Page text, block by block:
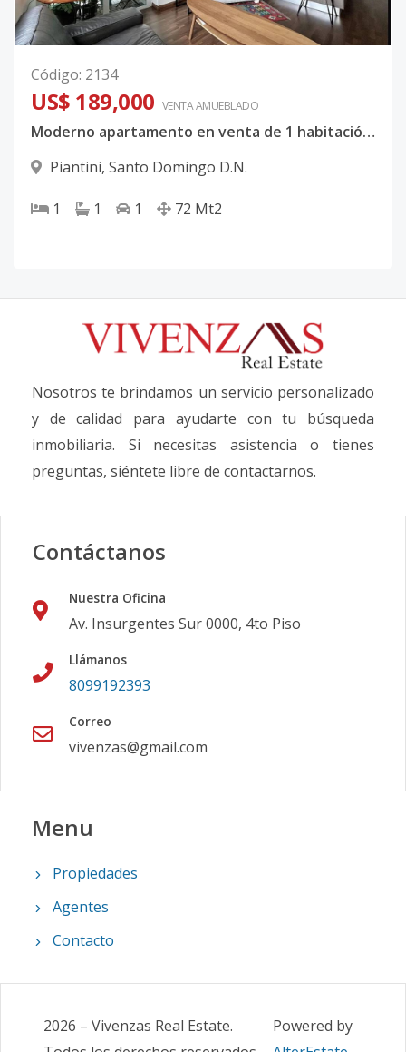
Código: 2134
US$ 189,000 VENTA AMUEBLADO
Moderno apartamento en venta de 1 habitación en calle tranquila en Piantini
Piantini, Santo Domingo D.N.
1 1 1 72 Mt2
Nosotros te brindamos un servicio personalizado
y de calidad para ayudarte con tu búsqueda
inmobiliaria. Si necesitas asistencia o tienes
preguntas, siéntete libre de contactarnos.
Contáctanos
Nuestra Oficina
Av. Insurgentes Sur 0000, 4to Piso
Llámanos
8099192393
Correo
vivenzas@gmail.com
Menu
Propiedades
Agentes
Contacto
2026 – Vivenzas Real Estate.
Powered by